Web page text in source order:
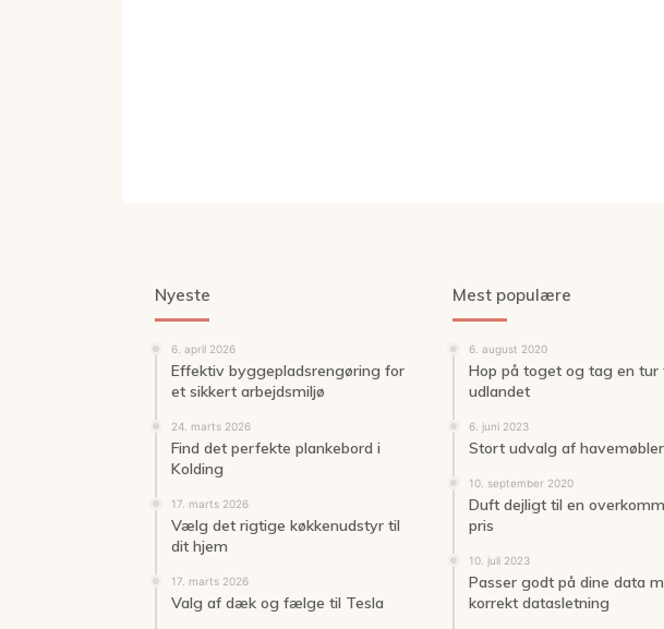
Nyeste
6. april 2026
Effektiv byggepladsrengøring for
et sikkert arbejdsmiljø
24. marts 2026
Find det perfekte plankebord i
Kolding
17. marts 2026
Vælg det rigtige køkkenudstyr til
dit hjem
17. marts 2026
Valg af dæk og fælge til Tesla
Mest populære
6. august 2020
Hop på toget og tag en tur
udlandet
6. juni 2023
Stort udvalg af havemøbler
10. september 2020
Duft dejligt til en
pris
10. juli 2023
Passer godt på dine data
korrekt datasletning